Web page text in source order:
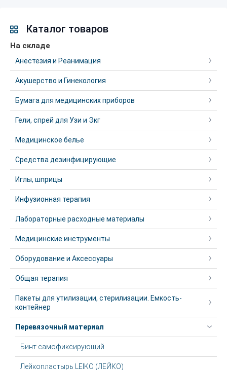
Каталог товаров
На складе
Анестезия и Реанимация
Акушерство и Гинекология
Бумага для медицинских приборов
Гели, спрей для Узи и Экг
Медицинское белье
Средства дезинфицирующие
Иглы, шприцы
Инфузионная терапия
Лабораторные расходные материалы
Медицинские инструменты
Оборудование и Аксессуары
Общая терапия
Пакеты для утилизации, стерилизации. Емкость-
контейнер
Перевязочный материал
Бинт самофиксирующий
Лейкопластырь LEIKO (ЛЕЙКО)